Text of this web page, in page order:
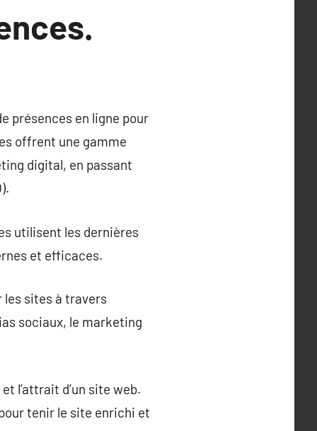
présences en ligne pour
offrent une gamme
digital, en passant
utilisent les dernières
et efficaces.
les sites à travers
sociaux, le marketing
l’attrait d’un site web.
tenir le site enrichi et